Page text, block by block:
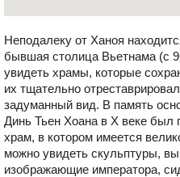
Неподалеку от Ханоя
бывшая столица Вьетнама (с
увидеть храмы, которые
их тщательно
задуманный вид. В память
Динь Тьен Хоана в X веке был
храм, в котором имеется
можно увидеть скульптуры,
изображающие императора,